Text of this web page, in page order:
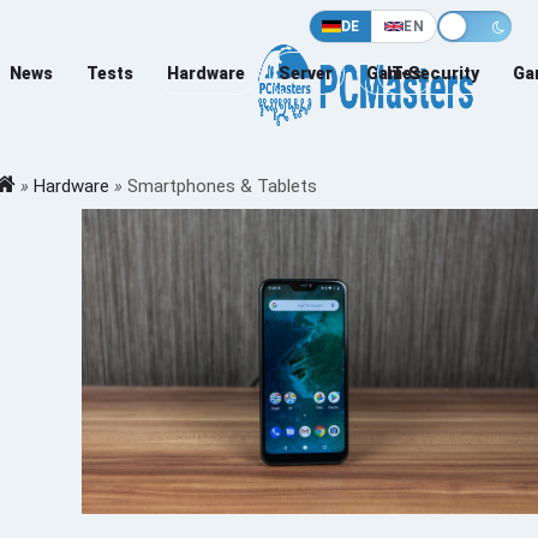
DE EN
News Tests Hardware Server Games
IT-Security
» Hardware » Smartphones & Tablets